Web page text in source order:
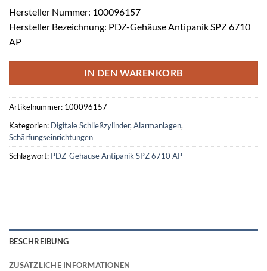
Hersteller Nummer: 100096157
Hersteller Bezeichnung: PDZ-Gehäuse Antipanik SPZ 6710
AP
IN DEN WARENKORB
Artikelnummer: 100096157
Kategorien: Digitale Schließzylinder, Alarmanlagen,
Schärfungseinrichtungen
Schlagwort: PDZ-Gehäuse Antipanik SPZ 6710 AP
BESCHREIBUNG
ZUSÄTZLICHE INFORMATIONEN